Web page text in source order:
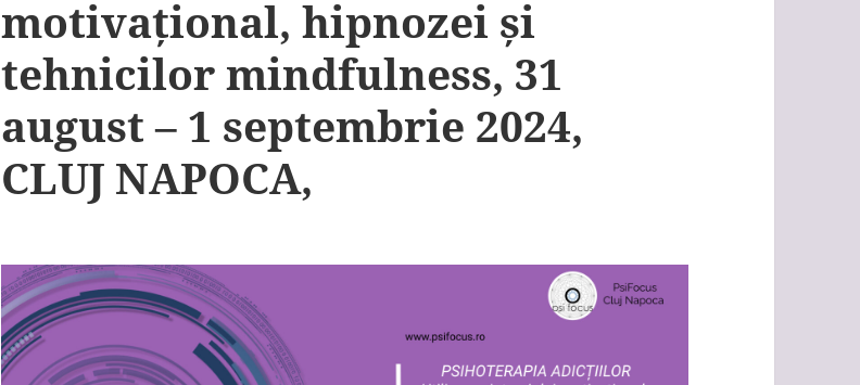
motivațional, hipnozei și
tehnicilor mindfulness, 31
august – 1 septembrie 2024,
CLUJ NAPOCA,